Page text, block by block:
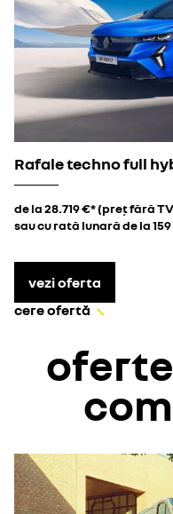
Rafale techno full
de la 28.719 €* (preț fără
sau cu rată lunară de la
vezi oferta
cere ofertă